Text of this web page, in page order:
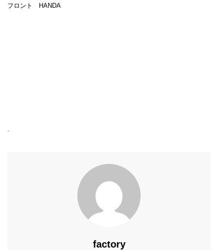
フロント HANDA
.
factory